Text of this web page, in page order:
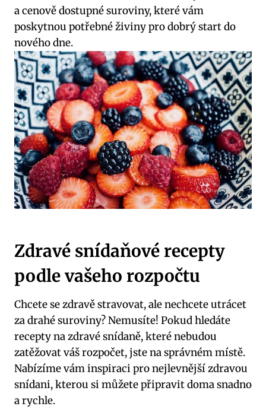
a cenově dostupné suroviny, které vám
poskytnou potřebné živiny pro dobrý start do
nového dne.
Zdravé snídaňové recepty
podle vašeho rozpočtu
Chcete se zdravě stravovat, ale nechcete utrácet
za drahé suroviny? Nemusíte! Pokud hledáte
recepty na zdravé snídaně, které nebudou
zatěžovat váš rozpočet, jste na správném místě.
Nabízíme vám inspiraci pro nejlevnější zdravou
snídani, kterou si můžete připravit doma snadno
a rychle.